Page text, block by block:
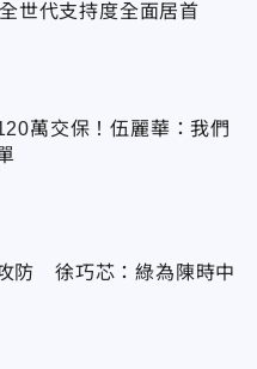
代支持度全面居首
萬交保！伍麗華：我們
防 徐巧芯：綠為陳時中